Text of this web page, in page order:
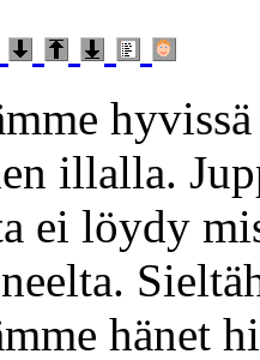
illalla.
ei löydy
hänet